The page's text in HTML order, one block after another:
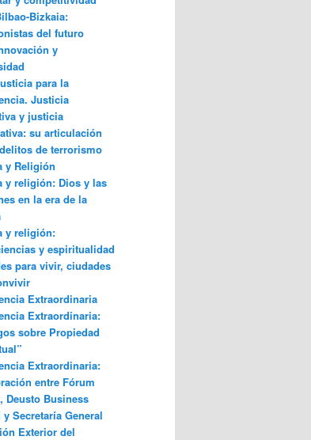
Bizkaia:
del futuro
y
para la
Justicia
y justicia
su articulación
de terrorismo
y Religión
y religión: Dios y las
en la era de la
y religión:
y espiritualidad
para vivir, ciudades
Extraordinaria
Extraordinaria:
sobre Propiedad
Extraordinaria:
entre Fórum
Deusto Business
Secretaría General
Exterior del